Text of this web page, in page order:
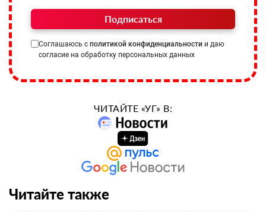
Подписаться
Соглашаюсь с политикой конфиденциальности и даю
согласие на обработку персональных данных
ЧИТАЙТЕ «УГ» В:
Читайте также